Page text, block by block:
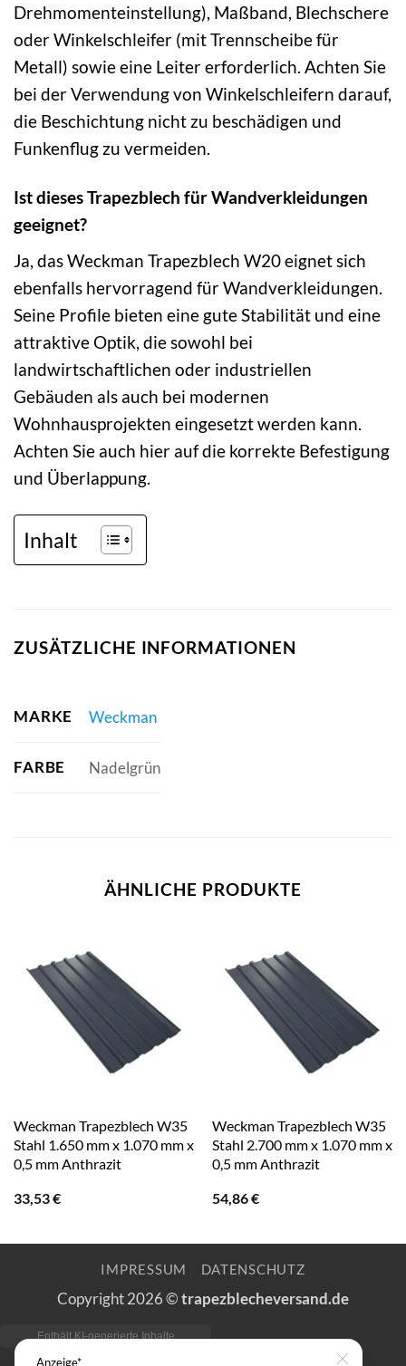
Drehmomenteinstellung), Maßband, Blechschere
oder Winkelschleifer (mit Trennscheibe für
Metall) sowie eine Leiter erforderlich. Achten Sie
bei der Verwendung von Winkelschleifern darauf,
die Beschichtung nicht zu beschädigen und
Funkenflug zu vermeiden.
Ist dieses Trapezblech für Wandverkleidungen
geeignet?
Ja, das Weckman Trapezblech W20 eignet sich
ebenfalls hervorragend für Wandverkleidungen.
Seine Profile bieten eine gute Stabilität und eine
attraktive Optik, die sowohl bei
landwirtschaftlichen oder industriellen
Gebäuden als auch bei modernen
Wohnhausprojekten eingesetzt werden kann.
Achten Sie auch hier auf die korrekte Befestigung
und Überlappung.
Inhalt
ZUSÄTZLICHE INFORMATIONEN
MARKE Weckman
FARBE Nadelgrün
ÄHNLICHE PRODUKTE
Weckman Trapezblech W35
Stahl 1.650 mm x 1.070 mm x
0,5 mm Anthrazit
33,53€
Weckman Trapezblech W35
Stahl 2.700 mm x 1.070 mm x
0,5 mm Anthrazit
54,86€
IMPRESSUM DATENSCHUTZ
Copyright 2026 ©trapezblecheversand.de
Anzeige*